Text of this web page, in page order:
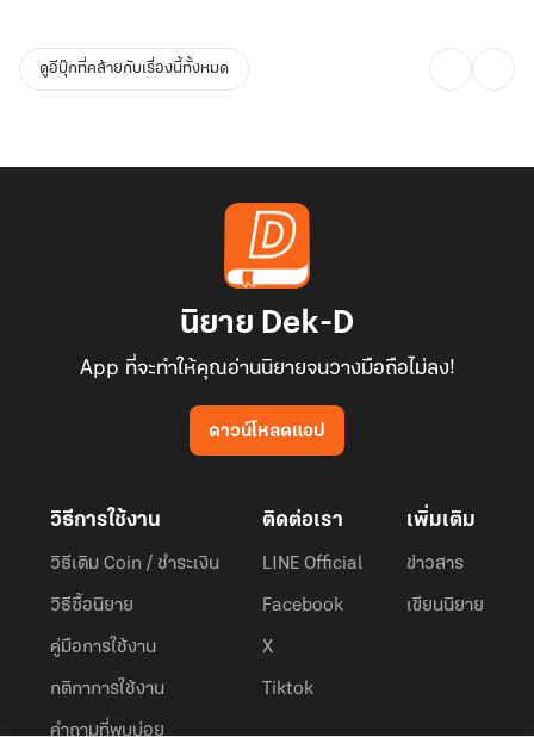
ดูอีบุ๊กที่คล้ายกับเรื่องนี้ทั้งหมด
นิยาย Dek-D
App ที่จะทำให้คุณอ่านนิยายจนวางมือถือไม่ลง!
ดาวน์โหลดแอป
วิธีการใช้งาน
วิธีเติม Coin / ชำระเงิน
วิธีซื้อนิยาย
คู่มือการใช้งาน
กติกาการใช้งาน
คำถามที่พบบ่อย
ติดต่อเรา
LINE Official
Facebook
X
Tiktok
เพิ่มเติม
ข่าวสาร
เขียนนิยาย